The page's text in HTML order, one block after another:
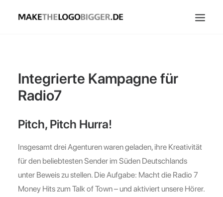
Über Uns
Integrierte Kampagne für
Radio7
Pitch, Pitch Hurra!
Insgesamt drei Agenturen waren geladen, ihre Kreativität
für den beliebtesten Sender im Süden Deutschlands
unter Beweis zu stellen. Die Aufgabe: Macht die Radio 7
Money Hits zum Talk of Town – und aktiviert unsere Hörer.